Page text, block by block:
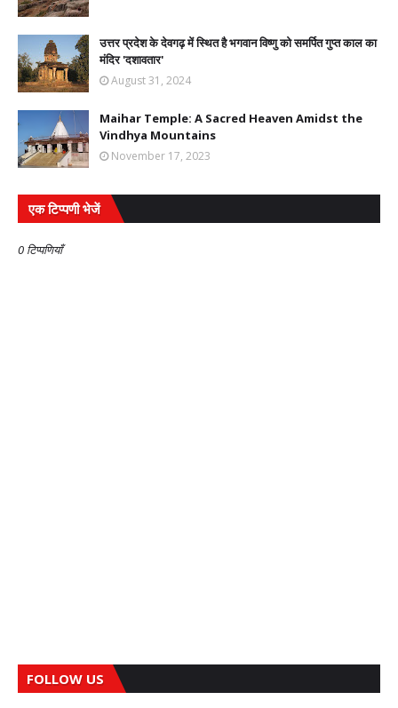
उत्तर प्रदेश के देवगढ़ में स्थित है भगवान विष्णु को समर्पित गुप्त काल का
मंदिर 'दशावतार'
August 31, 2024
Maihar Temple: A Sacred Heaven Amidst the
Vindhya Mountains
November 17, 2023
एक टिप्पणी भेजें
0 टिप्पणियाँ
FOLLOW US